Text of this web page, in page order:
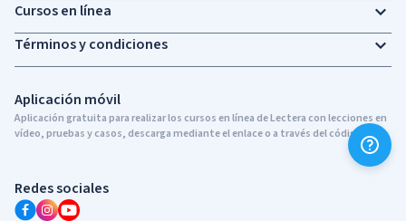
Aplicación móvil
Aplicación gratuita para realizar los cursos en línea de Lectera con lecciones en
vídeo, pruebas y casos, descarga mediante el enlace o a través del código QR
Redes sociales
Cursos en línea
Términos y condiciones